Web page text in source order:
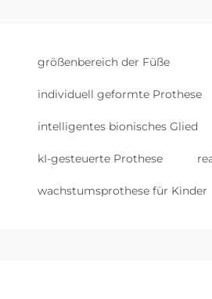
größenbereich der Füße
individuell geformte Prothese
intelligentes bionisches Glied
kI-gesteuerte Prothese
wachstumsprothese für Kinder